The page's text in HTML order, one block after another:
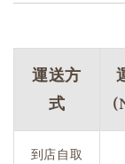
運送方
式
到店自取